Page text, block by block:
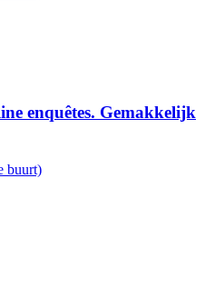
enquêtes. Gemakkelijk
buurt)